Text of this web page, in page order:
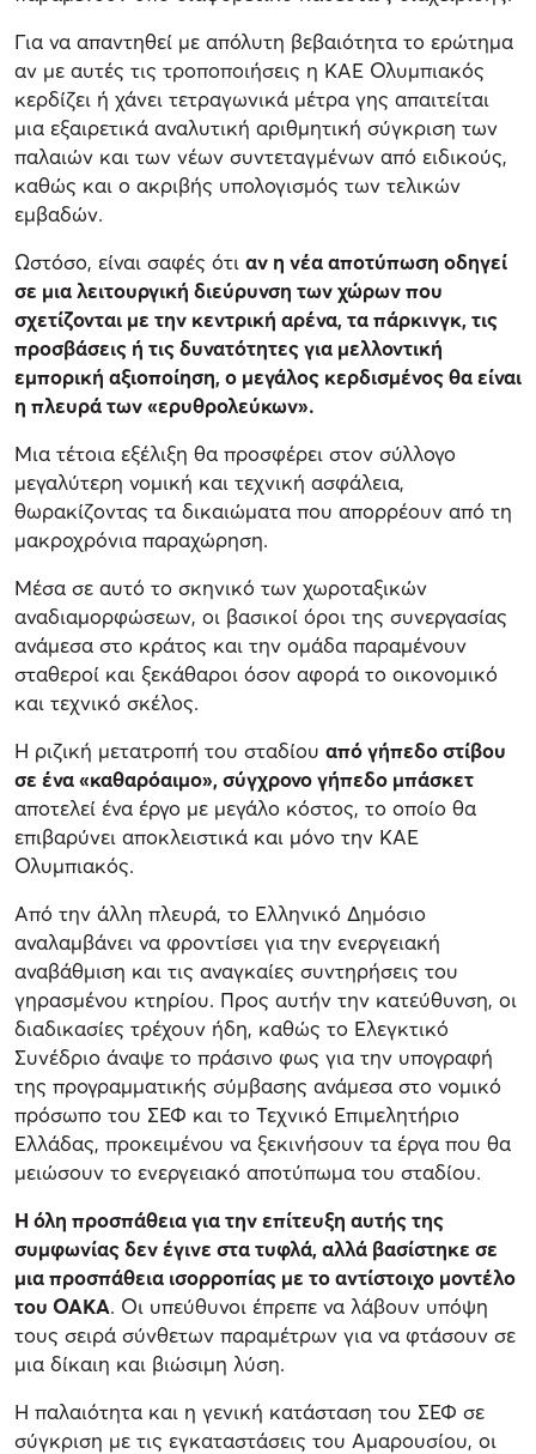
Για να απαντηθεί με απόλυτη βεβαιότητα το ερώτημα
αν με αυτές τις τροποποιήσεις η ΚΑΕ Ολυμπιακός
κερδίζει ή χάνει τετραγωνικά μέτρα γης απαιτείται
μια εξαιρετικά αναλυτική αριθμητική σύγκριση των
παλαιών και των νέων συντεταγμένων από ειδικούς,
καθώς και ο ακριβής υπολογισμός των τελικών
εμβαδών.
Ωστόσο, είναι σαφές ότι αν η νέα αποτύπωση οδηγεί
σε μια λειτουργική διεύρυνση των χώρων που
σχετίζονται με την κεντρική αρένα, τα πάρκινγκ, τις
προσβάσεις ή τις δυνατότητες για μελλοντική
εμπορική αξιοποίηση, ο μεγάλος κερδισμένος θα είναι
η πλευρά των «ερυθρολεύκων».
Μια τέτοια εξέλιξη θα προσφέρει στον σύλλογο
μεγαλύτερη νομική και τεχνική ασφάλεια,
θωρακίζοντας τα δικαιώματα που απορρέουν από τη
μακροχρόνια παραχώρηση.
Μέσα σε αυτό το σκηνικό των χωροταξικών
αναδιαμορφώσεων, οι βασικοί όροι της συνεργασίας
ανάμεσα στο κράτος και την ομάδα παραμένουν
σταθεροί και ξεκάθαροι όσον αφορά το οικονομικό
και τεχνικό σκέλος.
Η ριζική μετατροπή του σταδίου από γήπεδο στίβου
σε ένα «καθαρόαιμο», σύγχρονο γήπεδο μπάσκετ
αποτελεί ένα έργο με μεγάλο κόστος, το οποίο θα
επιβαρύνει αποκλειστικά και μόνο την ΚΑΕ
Ολυμπιακός.
Από την άλλη πλευρά, το Ελληνικό Δημόσιο
αναλαμβάνει να φροντίσει για την ενεργειακή
αναβάθμιση και τις αναγκαίες συντηρήσεις του
γηρασμένου κτηρίου. Προς αυτήν την κατεύθυνση, οι
διαδικασίες τρέχουν ήδη, καθώς το Ελεγκτικό
Συνέδριο άναψε το πράσινο φως για την υπογραφή
της προγραμματικής σύμβασης ανάμεσα στο νομικό
πρόσωπο του ΣΕΦ και το Τεχνικό Επιμελητήριο
Ελλάδας, προκειμένου να ξεκινήσουν τα έργα που θα
μειώσουν το ενεργειακό αποτύπωμα του σταδίου.
Η όλη προσπάθεια για την επίτευξη αυτής της
συμφωνίας δεν έγινε στα τυφλά, αλλά βασίστηκε σε
μια προσπάθεια ισορροπίας με το αντίστοιχο μοντέλο
του ΟΑΚΑ. Οι υπεύθυνοι έπρεπε να λάβουν υπόψη
τους σειρά σύνθετων παραμέτρων για να φτάσουν σε
μια δίκαιη και βιώσιμη λύση.
Η παλαιότητα και η γενική κατάσταση του ΣΕΦ σε
σύγκριση με τις εγκαταστάσεις του Αμαρουσίου, οι